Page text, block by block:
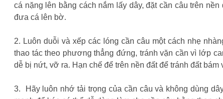
cá nặng lên bằng cách nắm lấy dây, đặt cần câu trên
đưa cá lên bờ.
2. Luôn duỗi và xếp các lóng cần câu một cách nhẹ
thao tác theo phương thẳng đứng, tránh vặn cần vì lớp
dễ bị nứt, vỡ ra. Hạn chế để trên nền đất để tránh đất bám
3. Hãy luôn nhớ tải trọng của cần câu và không dùng